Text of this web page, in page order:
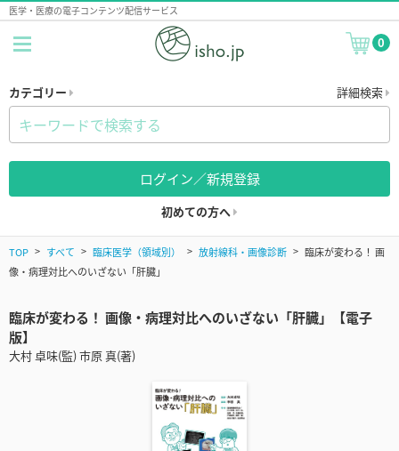
医学・医療の電子コンテンツ配信サービス
0
カテゴリー 詳細検索
ログイン／新規登録
初めての方へ
TOP すべて 臨床医学（領域別） 放射線科・画像診断
臨床が変わる！ 画
像・病理対比へのいざない「肝臓」
臨床が変わる！ 画像・病理対比へのいざない「肝臓」【電子
版】
大村 卓味(監) 市原 真(著)